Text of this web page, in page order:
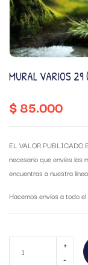
MURAL VARIOS
$85.000
EL VALOR PUBLICADO
necesario que envíes las
encuentras a nuestra
Hacemos envíos a todo